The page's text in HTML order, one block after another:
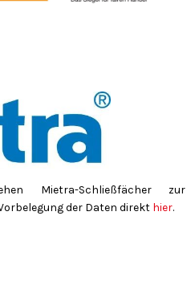
Mietra-Schließfächer zur
der Daten direkt hier.